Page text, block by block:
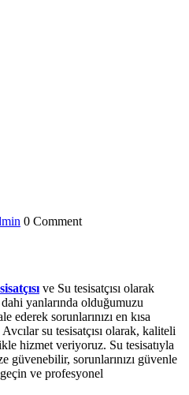
0 Comment
ve Su tesisatçısı olarak
yanlarında olduğumuzu
ederek sorunlarınızı en kısa
su tesisatçısı olarak, kaliteli
hizmet veriyoruz. Su tesisatıyla
güvenebilir, sorunlarınızı güvenle
ve profesyonel